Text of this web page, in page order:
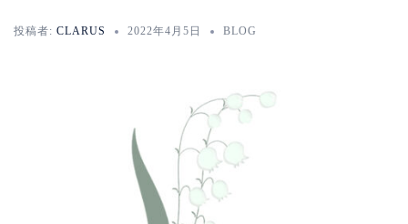
投稿者: CLARUS 2022年4月5日 BLOG